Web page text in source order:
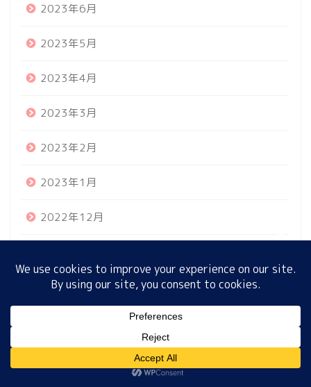
2023年6月
2023年5月
2023年4月
2023年3月
2023年2月
2023年1月
2022年12月
2022年10月
プロフィール サイトマップ